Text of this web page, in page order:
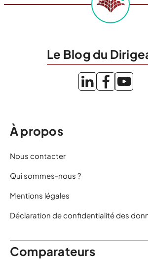
Le Blog du
À propos
Nous contacter
Qui sommes-nous ?
Mentions légales
Déclaration de confidentialité des
Comparateurs